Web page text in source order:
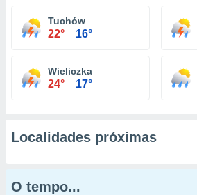
Tuchów
22° 16°
Wieliczka
24° 17°
Localidades próximas
O tempo...